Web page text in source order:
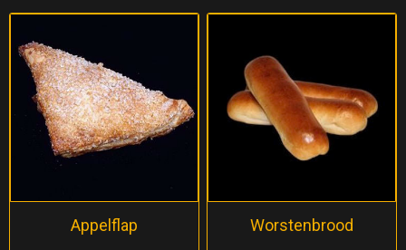
Appelflap Worstenbrood